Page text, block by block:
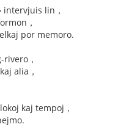
intervjuis lin，
，
por memoro.
，
alia，
kaj tempoj，